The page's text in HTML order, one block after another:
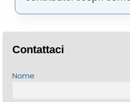
Contattaci
Nome